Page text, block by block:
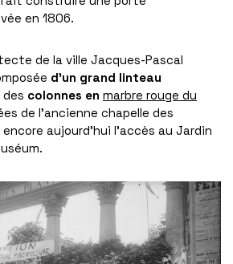
en 1806.
de la ville Jacques-Pascal
d’un grand linteau
des colonnes en marbre rouge du
de l’ancienne chapelle des
aujourd’hui l’accès au Jardin